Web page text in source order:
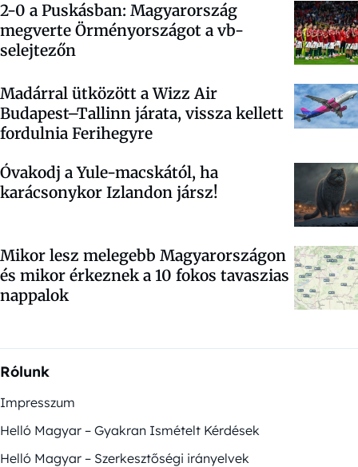
2-0 a Puskásban: Magyarország
megverte Örményországot a vb-
selejtezőn
Madárral ütközött a Wizz Air
Budapest–Tallinn járata, vissza kellett
fordulnia Ferihegyre
Óvakodj a Yule-macskától, ha
karácsonykor Izlandon jársz!
Mikor lesz melegebb Magyarországon
és mikor érkeznek a 10 fokos tavaszias
nappalok
Rólunk
Impresszum
Helló Magyar – Gyakran Ismételt Kérdések
Helló Magyar – Szerkesztőségi irányelvek